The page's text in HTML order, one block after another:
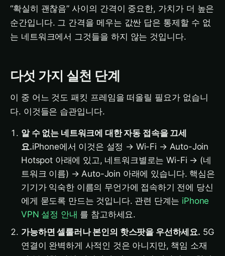
“확실히 괜찮음” 사이의 간격이 중요한, 가치가 더 높은
순간입니다. 그 간격을 메우는 값싼 답은 통제할 수 없
는 네트워크에서 그것들을 하지 않는 것입니다.
다섯 가지 실천 단계
이 중 어느 것도 패킷 프레임을 떠올릴 필요가 없습니
다. 이것들은 습관입니다.
알 수 없는 네트워크에 대한 자동 접속을 끄세
요.iPhone에서 이것은 설정 → Wi-Fi → Auto-Join
Hotspot 아래에 있고, 네트워크별로는 Wi-Fi → (네
트워크 이름) → Auto-Join 아래에 있습니다. 핵심은
기기가 익숙한 이름의 무언가에 접속하기 전에 당신
에게 묻도록 만드는 것입니다. 관련 단계는 iPhone
VPN 설정 안내 를 참고하세요.
가능하면 셀룰러나 본인의 핫스팟을 우선하세요. 5G
연결이 완벽하게 사적인 것은 아니지만, 책임 소재